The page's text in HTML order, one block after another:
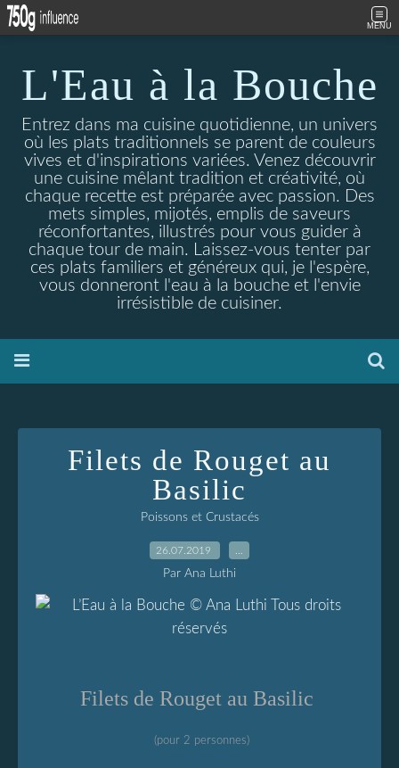
MENU
L'Eau à la Bouche
Entrez dans ma cuisine quotidienne, un univers
où les plats traditionnels se parent de couleurs
vives et d'inspirations variées. Venez découvrir
une cuisine mêlant tradition et créativité, où
chaque recette est préparée avec passion. Des
mets simples, mijotés, emplis de saveurs
réconfortantes, illustrés pour vous guider à
chaque tour de main. Laissez-vous tenter par
ces plats familiers et généreux qui, je l'espère,
vous donneront l'eau à la bouche et l'envie
irrésistible de cuisiner.
Filets de Rouget au
Basilic
Poissons et Crustacés
26.07.2019
Par Ana Luthi
Filets de Rouget au Basilic
(pour 2 personnes)